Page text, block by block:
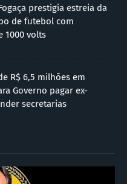
prestigia estreia da
de futebol com
1000 volts
R$ 6,5 milhões em
Governo pagar ex-
secretarias